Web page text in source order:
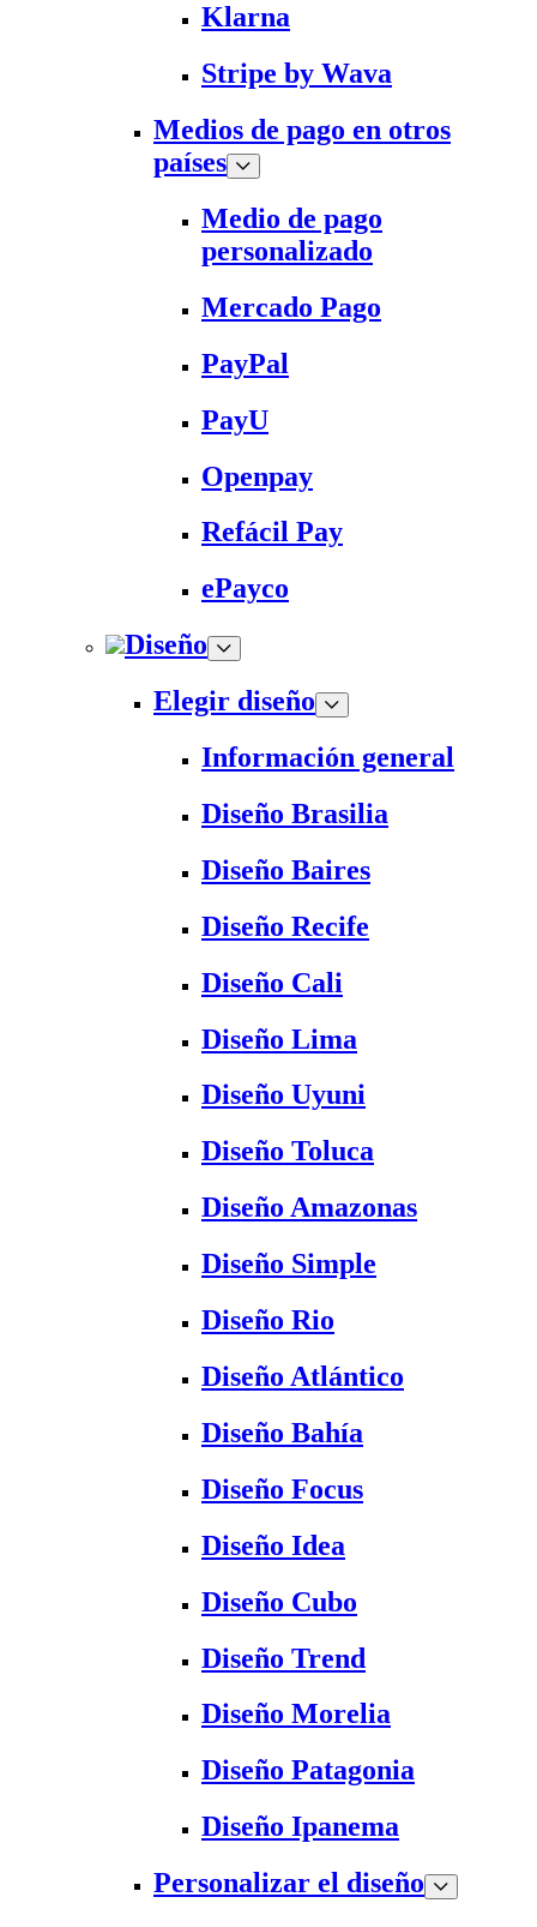
Klarna
Stripe by Wava
Medios de pago en otros
países
Medio de pago
personalizado
Mercado Pago
PayPal
PayU
Openpay
Refácil Pay
ePayco
Diseño
Elegir diseño
Información general
Diseño Brasilia
Diseño Baires
Diseño Recife
Diseño Cali
Diseño Lima
Diseño Uyuni
Diseño Toluca
Diseño Amazonas
Diseño Simple
Diseño Rio
Diseño Atlántico
Diseño Bahía
Diseño Focus
Diseño Idea
Diseño Cubo
Diseño Trend
Diseño Morelia
Diseño Patagonia
Diseño Ipanema
Personalizar el diseño